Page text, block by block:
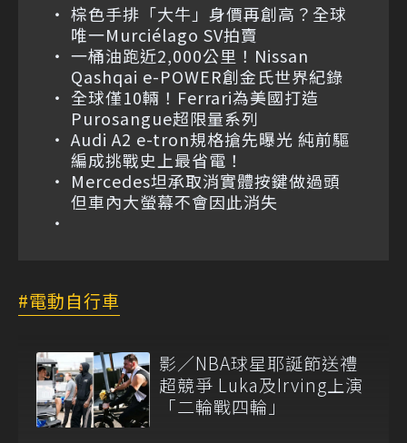
棕色手排「大牛」身價再創高？全球
唯一Murciélago SV拍賣
一桶油跑近2,000公里！Nissan
Qashqai e-POWER創金氏世界紀錄
全球僅10輛！Ferrari為美國打造
Purosangue超限量系列
Audi A2 e-tron規格搶先曝光 純前驅
編成挑戰史上最省電！
Mercedes坦承取消實體按鍵做過頭
但車內大螢幕不會因此消失
電動自行車
影／NBA球星耶誕節送禮
超競爭 Luka及Irving上演
「二輪戰四輪」